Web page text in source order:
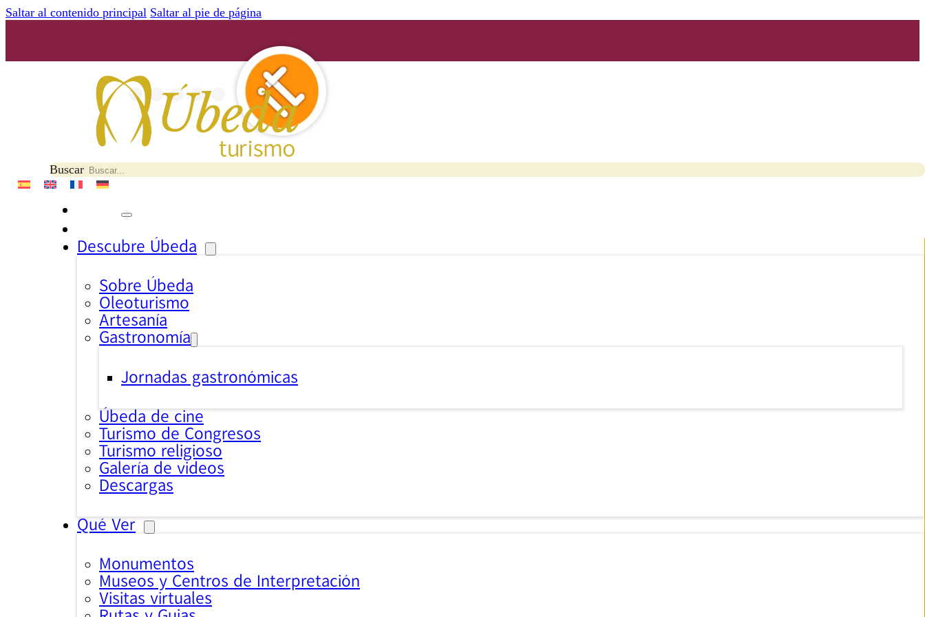
Saltar al contenido principal Saltar al pie de página
Buscar
Descubre Úbeda
Sobre Úbeda
Oleoturismo
Artesanía
Gastronomía
Jornadas gastronómicas
Úbeda de cine
Turismo de Congresos
Turismo religioso
Galería de videos
Descargas
Qué Ver
Monumentos
Museos y Centros de Interpretación
Visitas virtuales